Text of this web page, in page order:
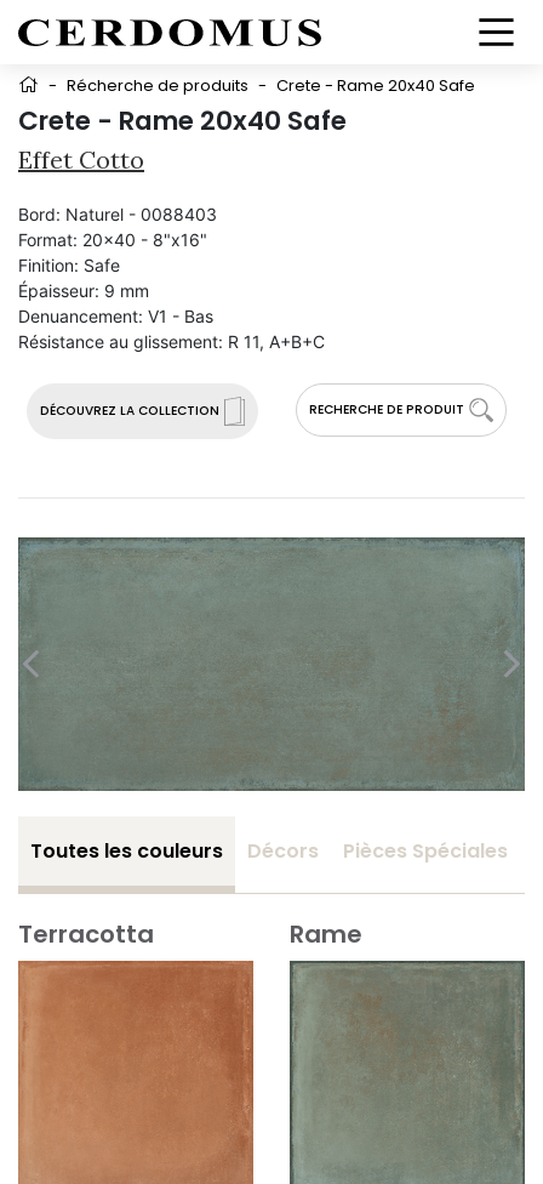
- Récherche de produits - Crete - Rame 20x40 Safe
Crete - Rame 20x40 Safe
Effet Cotto
DÉCOUVREZ LA COLLECTION RECHERCHE DE PRODUIT
Bord: Naturel - 0088403
Format: 20x40 - 8"x16"
Finition: Safe
Épaisseur: 9 mm
Denuancement: V1 - Bas
Résistance au glissement: R 11, A+B+C
Toutes les couleurs Décors Pièces Spéciales
Terracotta Rame